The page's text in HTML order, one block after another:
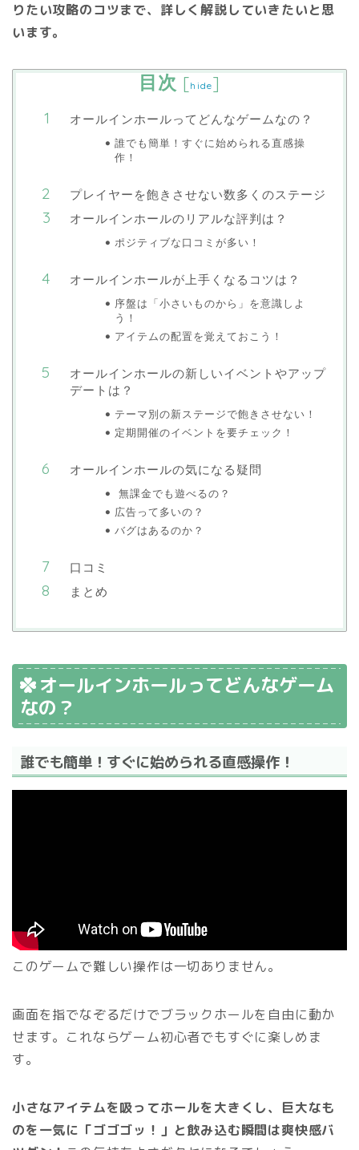
りたい攻略のコツまで、詳しく解説していきたいと思
います。
目次 [hide]
オールインホールってどんなゲームなの？
誰でも簡単！すぐに始められる直感操
作！
プレイヤーを飽きさせない数多くのステージ
オールインホールのリアルな評判は？
ポジティブな口コミが多い！
オールインホールが上手くなるコツは？
序盤は「小さいものから」を意識しよ
う！
アイテムの配置を覚えておこう！
オールインホールの新しいイベントやアップ
デートは？
テーマ別の新ステージで飽きさせない！
定期開催のイベントを要チェック！
オールインホールの気になる疑問
無課金でも遊べるの？
広告って多いの？
バグはあるのか？
口コミ
まとめ
オールインホールってどんなゲーム
なの？
誰でも簡単！すぐに始められる直感操作！
このゲームで難しい操作は一切ありません。
画面を指でなぞるだけでブラックホールを自由に動か
せます。これならゲーム初心者でもすぐに楽しめま
す。
小さなアイテムを吸ってホールを大きくし、巨大なも
のを一気に「ゴゴゴッ！」と飲み込む瞬間は爽快感バ